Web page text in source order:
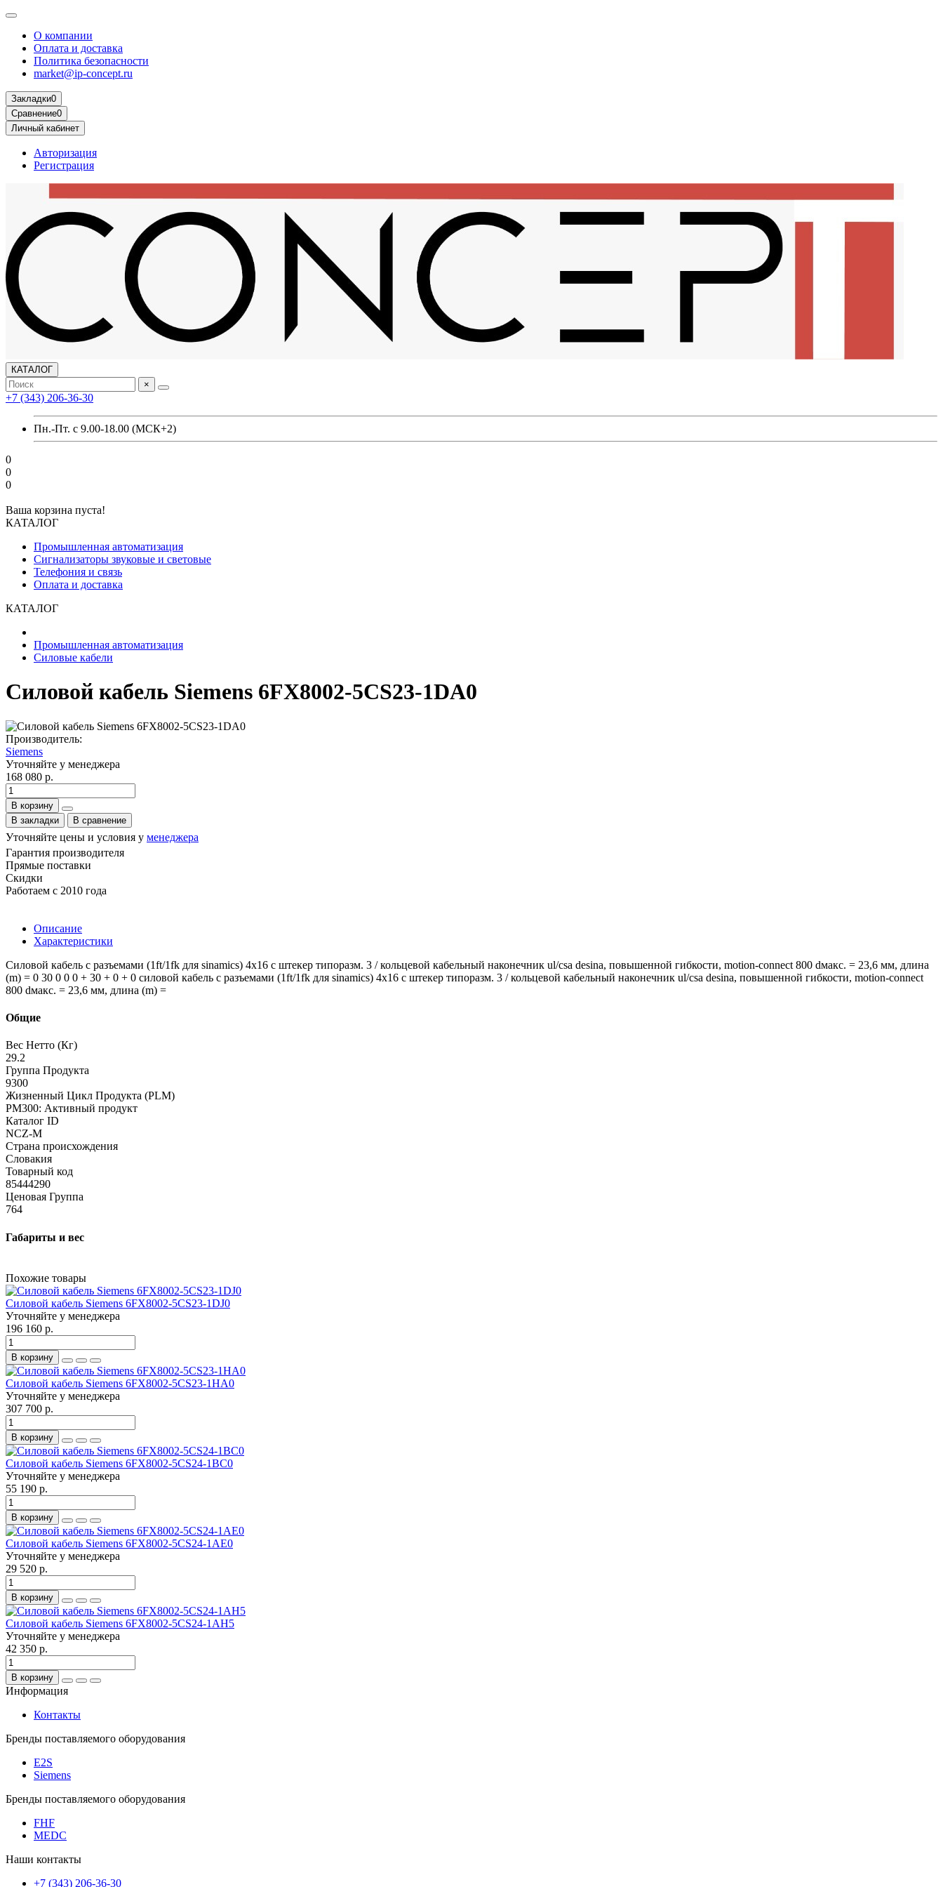
О компании
Оплата и доставка
Политика безопасности
market@ip-concept.ru
Закладки0
Сравнение0
Личный кабинет
Авторизация
Регистрация
КАТАЛОГ
×
+7 (343) 206-36-30
Пн.-Пт. с 9.00-18.00 (МСК+2)
0
0
0
Ваша корзина пуста!
КАТАЛОГ
Промышленная автоматизация
Сигнализаторы звуковые и световые
Телефония и связь
Оплата и доставка
КАТАЛОГ
Промышленная автоматизация
Силовые кабели
Силовой кабель Siemens 6FX8002-5CS23-1DA0
Производитель:
Siemens
Уточняйте у менеджера
168 080 р.
В корзину
В закладки
В сравнение
Уточняйте цены и условия у менеджера
Гарантия производителя
Прямые поставки
Скидки
Работаем с 2010 года
Описание
Характеристики
Силовой кабель с разъемами (1ft/1fk для sinamics) 4x16 c штекер типоразм. 3 / кольцевой кабельный наконечник ul/csa desina, повышенной гибкости, motion-connect 800 dмакс. = 23,6 мм, длина
(m) = 0 30 0 0 0 + 30 + 0 + 0 силовой кабель с разъемами (1ft/1fk для sinamics) 4x16 c штекер типоразм. 3 / кольцевой кабельный наконечник ul/csa desina, повышенной гибкости, motion-connect
800 dмакс. = 23,6 мм, длина (m) =
Общие
Вес Нетто (Кг)
29.2
Группа Продукта
9300
Жизненный Цикл Продукта (PLM)
PM300: Активный продукт
Каталог ID
NCZ-M
Страна происхождения
Словакия
Товарный код
85444290
Ценовая Группа
764
Габариты и вес
Похожие товары
Силовой кабель Siemens 6FX8002-5CS23-1DJ0
Уточняйте у менеджера
196 160 р.
В корзину
Силовой кабель Siemens 6FX8002-5CS23-1HA0
Уточняйте у менеджера
307 700 р.
В корзину
Силовой кабель Siemens 6FX8002-5CS24-1BC0
Уточняйте у менеджера
55 190 р.
В корзину
Силовой кабель Siemens 6FX8002-5CS24-1AE0
Уточняйте у менеджера
29 520 р.
В корзину
Силовой кабель Siemens 6FX8002-5CS24-1AH5
Уточняйте у менеджера
42 350 р.
В корзину
Информация
Контакты
Бренды поставляемого оборудования
E2S
Siemens
Бренды поставляемого оборудования
FHF
MEDC
Наши контакты
+7 (343) 206-36-30